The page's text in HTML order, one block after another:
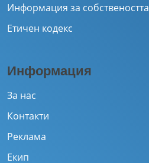
Информация за собствеността
Етичен кодекс
Информация
За нас
Контакти
Реклама
Екип